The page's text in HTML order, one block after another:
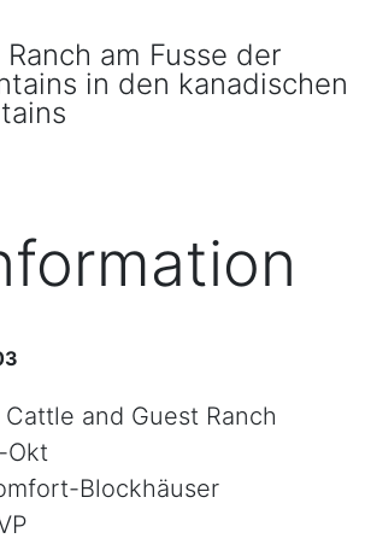
am Fusse der
in den kanadischen
Cattle and Guest Ranch
Okt
Blockhäuser